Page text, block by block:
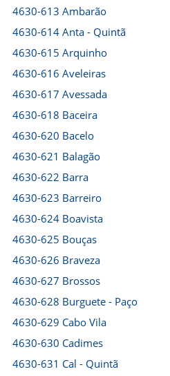
4630-613 Ambarão
4630-614 Anta - Quintã
4630-615 Arquinho
4630-616 Aveleiras
4630-617 Avessada
4630-618 Baceira
4630-620 Bacelo
4630-621 Balagão
4630-622 Barra
4630-623 Barreiro
4630-624 Boavista
4630-625 Bouças
4630-626 Braveza
4630-627 Brossos
4630-628 Burguete - Paço
4630-629 Cabo Vila
4630-630 Cadimes
4630-631 Cal - Quintã